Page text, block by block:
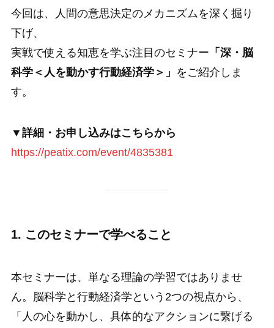
今回は、人間の意思決定のメカニズムを深く掘り
下げ、
実戦で使える知恵を学ぶ注目のセミナー 「深・脳
科学＜人を動かす行動経済学＞」 をご紹介しま
す。
▼詳細・お申し込みはこちらから
https://peatix.com/event/4835381
1. このセミナーで学べること
本セミナーは、単なる理論の学習ではありませ
ん。脳科学と行動経済学という2つの視点から、
「人の心を動かし、具体的なアクションに繋げる